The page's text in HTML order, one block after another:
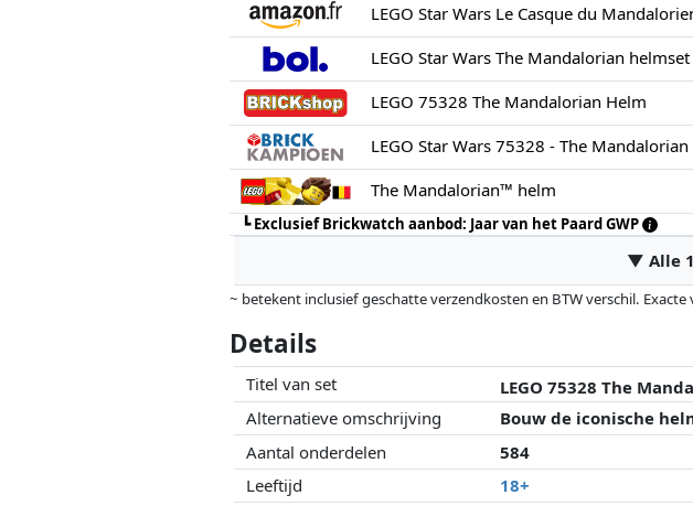
LEGO 75328 The Mandalorian Helm
LEGO Star Wars 75328 - The
The Mandalorian™ helm
┗Exclusief Brickwatch aanbod: Jaar van het Paard GWP
▼ Alle
~ betekent inclusief geschatte verzendkosten en BTW verschil.
geen enkele invoed op. Alleen bij gelijke prijzen kunnen historische
Details
Titel van set
LEGO 75328 The
Alternatieve omschrijving
Bouw de iconische
Aantal onderdelen
584
Leeftijd
18+